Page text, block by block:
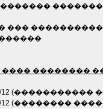
��� ����������
���� ��������
(�����������
12 (��������